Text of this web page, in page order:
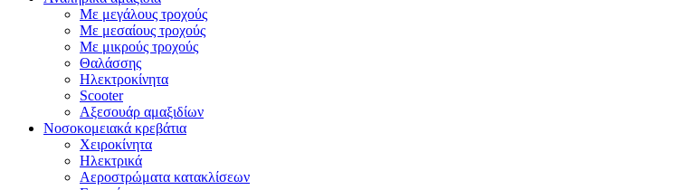
Με μεγάλους τροχούς
Με μεσαίους τροχούς
Με μικρούς τροχούς
Θαλάσσης
Ηλεκτροκίνητα
Scooter
Αξεσουάρ αμαξιδίων
Νοσοκομειακά κρεβάτια
Χειροκίνητα
Ηλεκτρικά
Αεροστρώματα κατακλίσεων